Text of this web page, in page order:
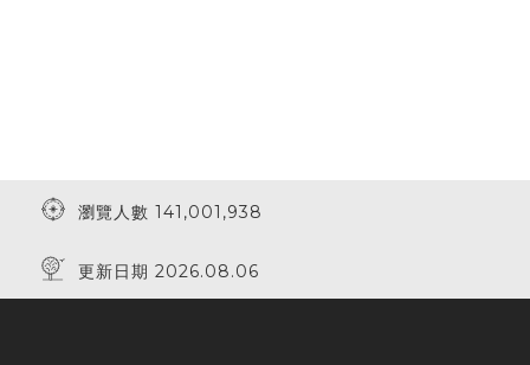
瀏覽人數 141,001,938
更新日期 2026.08.06